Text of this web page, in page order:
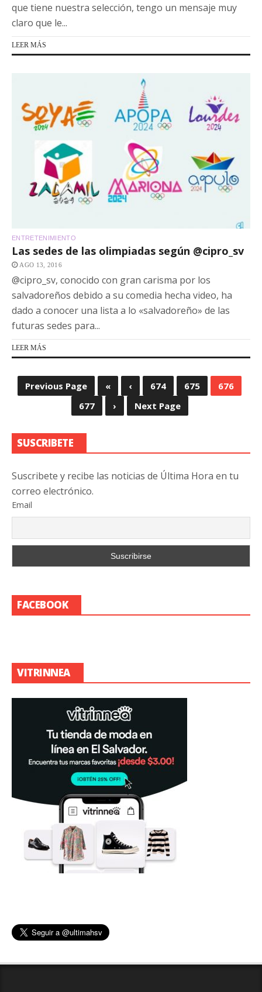
que tiene nuestra selección, tengo un mensaje muy
claro que le...
LEER MÁS
ENTRETENIMIENTO
Las sedes de las olimpiadas según @cipro_sv
AGO 13, 2016
@cipro_sv, conocido con gran carisma por los
salvadoreños debido a su comedia hecha video, ha
dado a conocer una lista a lo «salvadoreño» de las
futuras sedes para...
LEER MÁS
Previous Page « ‹ 674 675
676
677
› Next Page
SUSCRIBETE
Suscribete y recibe las noticias de Última Hora en tu
correo electrónico.
Email
FACEBOOK
VITRINNEA